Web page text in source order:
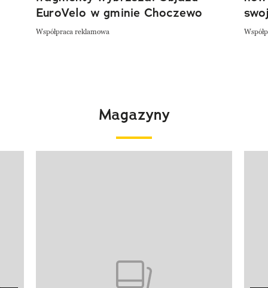
EuroVelo w gminie Choczewo
Współpraca reklamowa
Magazyny